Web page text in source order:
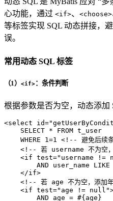
心功能，通过 <if>、 <choose>
等标签实现 SQL 动态拼接，
误。
常用动态 SQL 标签
（1） <if>：条件判断
根据参数是否为空，动态添加
<select id=
    SELECT * FROM t_user
    WHERE 1=1
<!-- 避免后续
<!-- 若 username 不为空
<if test="username
AND user_name
</if>
<!-- 若 age 不为空，添加
<if test="age != null"
        AND age = #{age}